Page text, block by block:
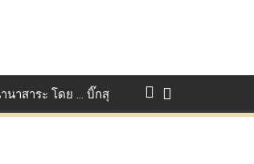
นาสาระ โดย … บิ๊กสุ